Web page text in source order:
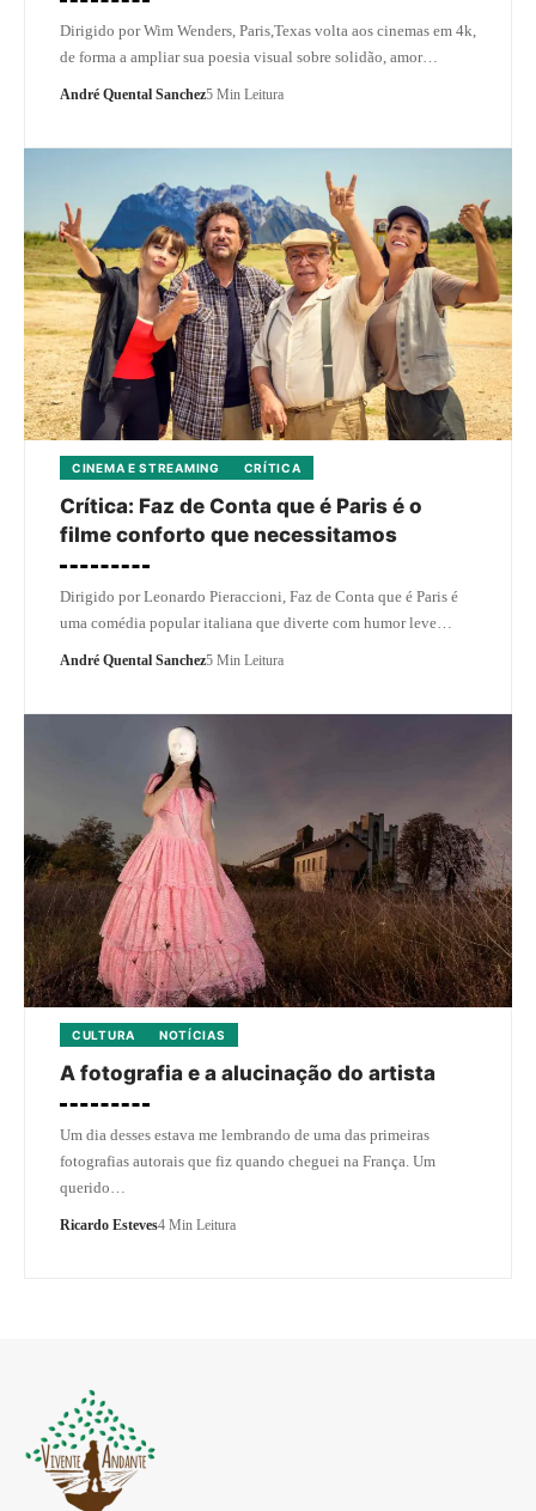
Dirigido por Wim Wenders, Paris,Texas volta aos cinemas em 4k,
de forma a ampliar sua poesia visual sobre solidão, amor…
André Quental Sanchez5 Min Leitura
CINEMA E STREAMING CRÍTICA
Crítica: Faz de Conta que é Paris é o
filme conforto que necessitamos
Dirigido por Leonardo Pieraccioni, Faz de Conta que é Paris é
uma comédia popular italiana que diverte com humor leve…
André Quental Sanchez5 Min Leitura
CULTURA NOTÍCIAS
A fotografia e a alucinação do artista
Um dia desses estava me lembrando de uma das primeiras
fotografias autorais que fiz quando cheguei na França. Um
querido…
Ricardo Esteves4 Min Leitura